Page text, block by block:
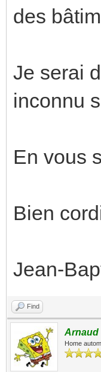
des
Je serai
inconnu
En vous
Bien
Jean-
Find
Arnaud
Home